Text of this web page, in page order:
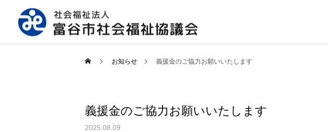
お知らせ 義援金のご協力お願いいたします
義援金のご協力お願いいたします
2025.08.09